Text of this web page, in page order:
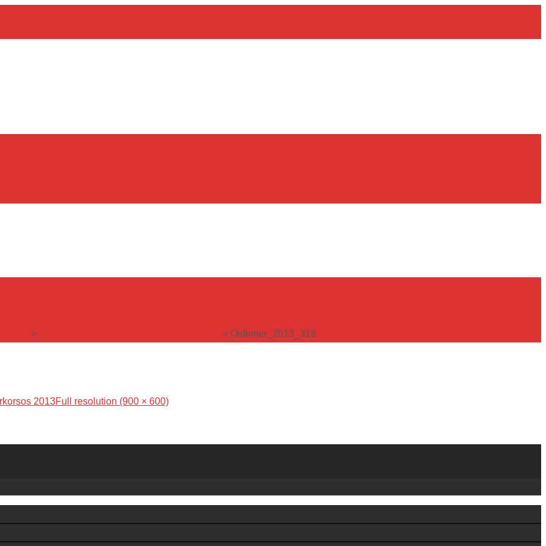
> > Oldtimer_2013_318
2013Full resolution (900 × 600)